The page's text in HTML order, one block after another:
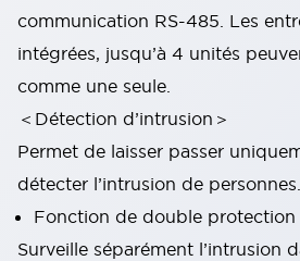
communication RS-485. Les
intégrées, jusqu’à 4 unités
comme une seule.
＜Détection d’intrusion＞
Permet de laisser passer
détecter l’intrusion de personnes.
Fonction de double protection
Surveille séparément l’intrusion